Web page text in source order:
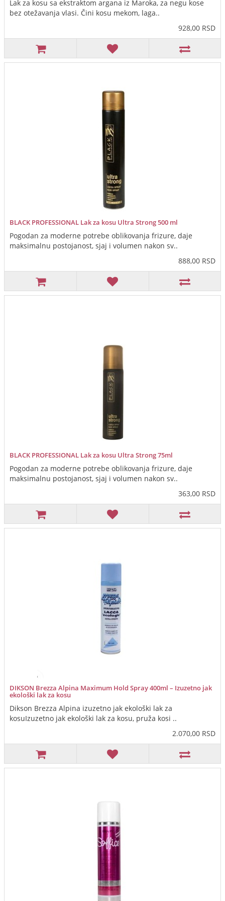
Lak za kosu sa ekstraktom argana iz Maroka, za negu kose
bez otežavanja vlasi. Čini kosu mekom, laga..
928,00 RSD
BLACK PROFESSIONAL Lak za kosu Ultra Strong 500 ml
Pogodan za moderne potrebe oblikovanja frizure, daje
maksimalnu postojanost, sjaj i volumen nakon sv..
888,00 RSD
BLACK PROFESSIONAL Lak za kosu Ultra Strong 75ml
Pogodan za moderne potrebe oblikovanja frizure, daje
maksimalnu postojanost, sjaj i volumen nakon sv..
363,00 RSD
DIKSON Brezza Alpina Maximum Hold Spray 400ml – Izuzetno jak
ekološki lak za kosu
Dikson Brezza Alpina izuzetno jak ekološki lak za
kosuIzuzetno jak ekološki lak za kosu, pruža kosi ..
2.070,00 RSD